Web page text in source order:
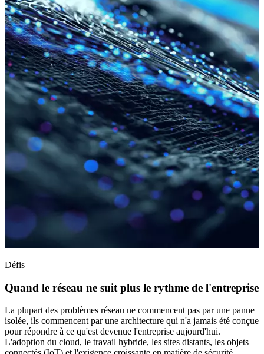
Défis
Quand le réseau ne suit plus le rythme de l'entreprise
La plupart des problèmes réseau ne commencent pas par une panne
isolée, ils commencent par une architecture qui n'a jamais été conçue
pour répondre à ce qu'est devenue l'entreprise aujourd'hui.
L'adoption du cloud, le travail hybride, les sites distants, les objets